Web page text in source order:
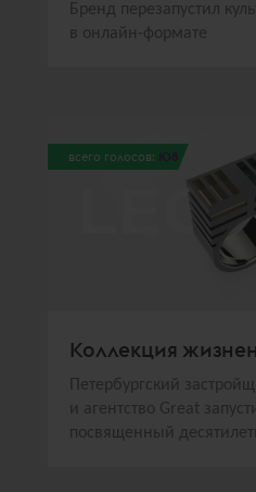
Бренд перезапустил
в онлайн-формате
всего голосов: 108
Коллекция
Петербургский
и агентство Great
посвященный